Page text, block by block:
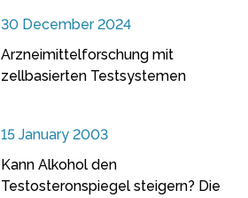
30 December 2024
Arzneimittelforschung mit
zellbasierten Testsystemen
15 January 2003
Kann Alkohol den
Testosteronspiegel steigern? Die